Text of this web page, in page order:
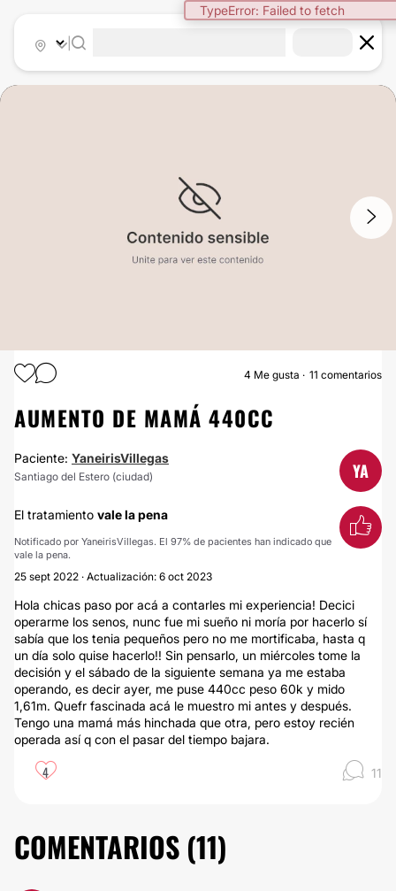
TypeError: Failed to fetch
AUMENTO MAMAS
4 Me gusta 11 comentarios
AUMENTO DE MAMÁ 440CC
Paciente: YaneirisVillegas
Santiago del Estero (ciudad) YA
El tratamiento vale la pena
Notificado por YaneirisVillegas. El 97% de pacientes han indicado que
vale la pena.
25 sept 2022 · Actualización: 6 oct 2023
Hola chicas paso por acá a contarles mi experiencia! Decici
operarme los senos, nunc fue mi sueño ni moría por hacerlo sí
sabía que los tenia pequeños pero no me mortificaba, hasta q
un día solo quise hacerlo!! Sin pensarlo, un miércoles tome la
decisión y el sábado de la siguiente semana ya me estaba
operando, es decir ayer, me puse 440cc peso 60k y mido
1,61m. Quefr fascinada acá le muestro mi antes y después.
Tengo una mamá más hinchada que otra, pero estoy recién
operada así q con el pasar del tiempo bajara.
4 11
COMENTARIOS (11)